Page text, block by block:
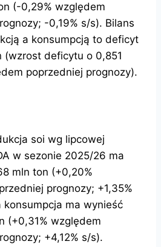
(-0,29% względem
-0,19% s/s). Bilans
a konsumpcją to deficyt
(wzrost deficytu o 0,851
poprzedniej prognozy).
soi wg lipcowej
w sezonie 2025/26 ma
mln ton (+0,20%
prognozy; +1,35%
konsumpcja ma wynieść
(+0,31% względem
+4,12% s/s).